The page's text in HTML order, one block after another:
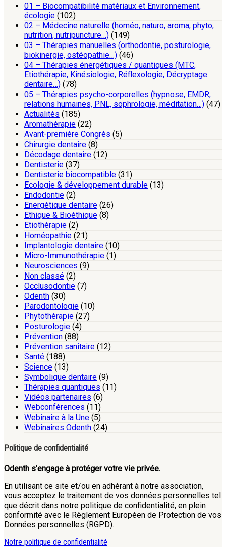
01 – Biocompatibilité matériaux et Environnement,
écologie (102)
02 – Médecine naturelle (homéo, naturo, aroma, phyto,
nutrition, nutripuncture…) (149)
03 – Thérapies manuelles (orthodontie, posturologie,
biokinergie, ostéopathie…) (46)
04 – Thérapies énergétiques / quantiques (MTC,
Etiothérapie, Kinésiologie, Réflexologie, Décryptage
dentaire…) (78)
05 – Thérapies psycho-corporelles (hypnose, EMDR,
relations humaines, PNL, sophrologie, méditation…) (47)
Actualités (185)
Aromathérapie (22)
Avant-première Congrès (5)
Chirurgie dentaire (8)
Décodage dentaire (12)
Dentisterie (37)
Dentisterie biocompatible (31)
Ecologie & développement durable (13)
Endodontie (2)
Energétique dentaire (26)
Ethique & Bioéthique (8)
Etiothérapie (2)
Homéopathie (21)
Implantologie dentaire (10)
Micro-Immunothérapie (1)
Neurosciences (9)
Non classé (2)
Occlusodontie (7)
Odenth (30)
Parodontologie (10)
Phytothérapie (27)
Posturologie (4)
Prévention (88)
Prévention sanitaire (12)
Santé (188)
Science (13)
Symbolique dentaire (9)
Thérapies quantiques (11)
Vidéos partenaires (6)
Webconférences (11)
Webinaire à la Une (5)
Webinaires Odenth (24)
Politique de confidentialité
Odenth s’engage à protéger votre vie privée.
En utilisant ce site et/ou en adhérant à notre association,
vous acceptez le traitement de vos données personnelles tel
que décrit dans notre politique de confidentialité, en plein
conformité avec le Règlement Européen de Protection de vos
Données personnelles (RGPD).
Notre politique de confidentialité